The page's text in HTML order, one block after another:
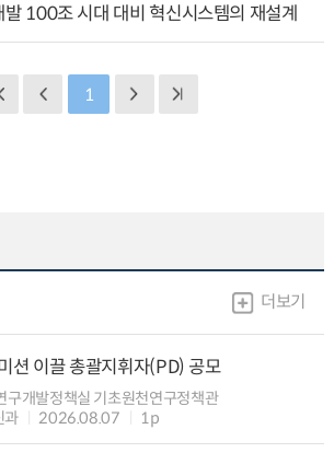
발 100조 시대 대비 혁신시스템의 재설계
1
더보기
션 이끌 총괄지휘자(PD) 공모
구개발정책실 기초원천연구정책관
과
2026.08.07 1p